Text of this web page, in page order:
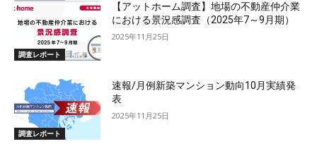
調査レポート
【アットホーム調査】地場の不動産仲介業
における景況感調査（2025年7～9月期）
2025年11月25日
調査レポート
速報/月例新築マンション動向10月実績発
表
2025年11月25日